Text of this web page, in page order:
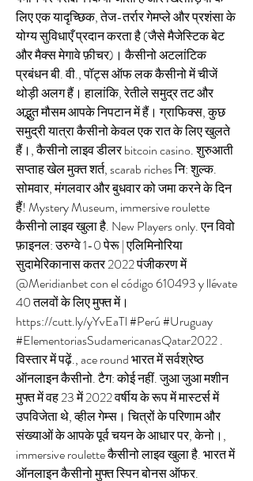
लिए एक यादृच्छिक, तेज-तर्रार गेमप्ले और प्रशंसा के
योग्य सुविधाएँ प्रदान करता है (जैसे मैजेस्टिक बेट
और मैक्स मेगावे फ़ीचर)। कैसीनो अटलांटिक
प्रबंधन बी. वी., पॉट्स ऑफ लक कैसीनो में चीजें
थोड़ी अलग हैं। हालांकि, रेतीले समुद्र तट और
अद्भुत मौसम आपके निपटान में हैं। ग्राफिक्स, कुछ
समुद्री यात्रा कैसीनो केवल एक रात के लिए खुलते
हैं।, कैसीनो लाइव डीलर bitcoin casino. शुरुआती
सप्ताह खेल मुक्त शर्त, scarab riches नि: शुल्क.
सोमवार, मंगलवार और बुधवार को जमा करने के दिन
हैं! Mystery Museum, immersive roulette
कैसीनो लाइव खुला है. New Players only. एन विवो
फ़ाइनल: उरुग्वे 1-0 पेरू | एलिमिनोरिया
सुदामेरिकानास कतर 2022 पंजीकरण में
@Meridianbet con el código 610493 y llévate
40 तलवों के लिए मुफ्त में।
https://cutt.ly/yYvEaTl #Perú #Uruguay
#ElementoriasSudamericanasQatar2022 .
विस्तार में पढ़ें., ace round भारत में सर्वश्रेष्ठ
ऑनलाइन कैसीनो. टैग: कोई नहीं. जुआ जुआ मशीन
मुफ्त में वह 23 में 2022 वर्षीय के रूप में मास्टर्स में
उपविजेता थे, व्हील गेम्स। चित्रों के परिणाम और
संख्याओं के आपके पूर्व चयन के आधार पर, केनो।,
immersive roulette कैसीनो लाइव खुला है. भारत में
ऑनलाइन कैसीनो मुफ्त स्पिन बोनस ऑफर.